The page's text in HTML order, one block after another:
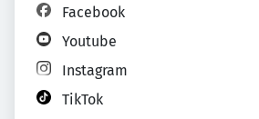
Facebook
Youtube
Instagram
TikTok